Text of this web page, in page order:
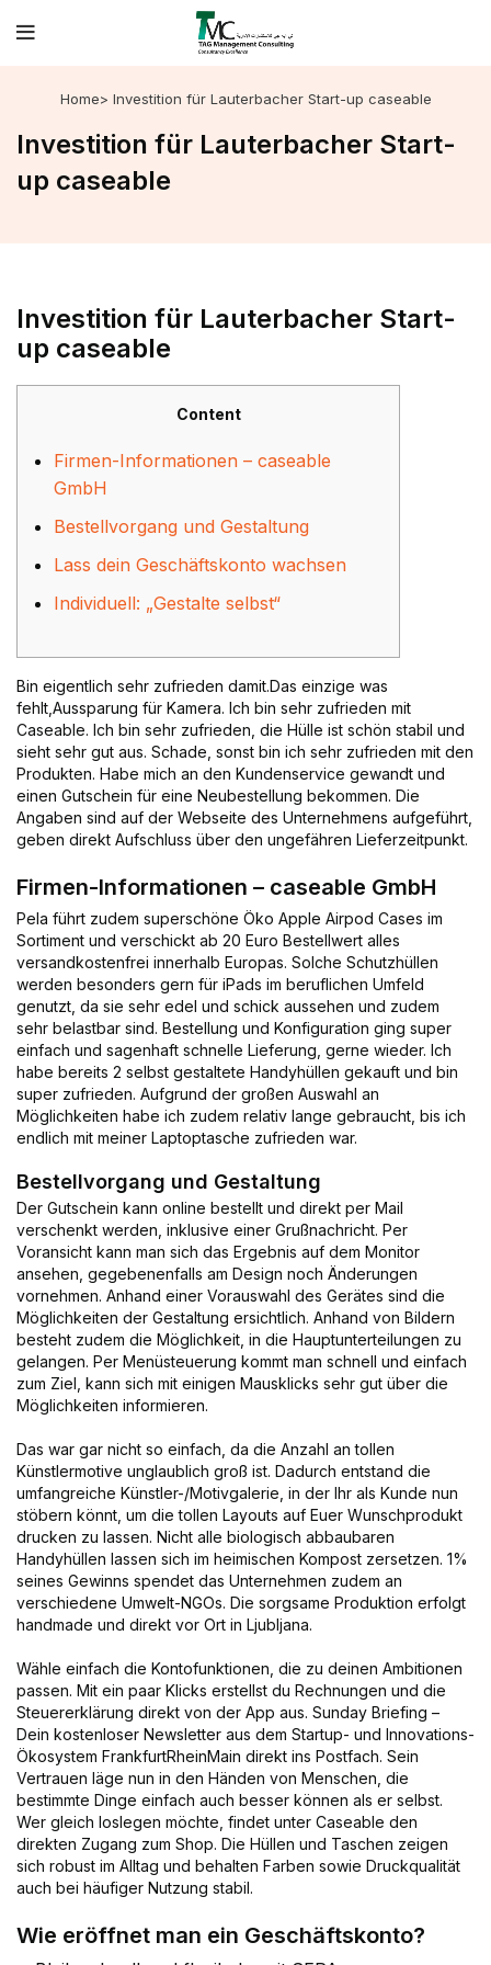
Home> Investition für Lauterbacher Start-up caseable
Investition für Lauterbacher Start-
up caseable
Investition für Lauterbacher Start-
up caseable
Content
Firmen-Informationen – caseable
GmbH
Bestellvorgang und Gestaltung
Lass dein Geschäftskonto wachsen
Individuell: „Gestalte selbst“
Bin eigentlich sehr zufrieden damit.Das einzige was
fehlt,Aussparung für Kamera. Ich bin sehr zufrieden mit
Caseable. Ich bin sehr zufrieden, die Hülle ist schön stabil und
sieht sehr gut aus. Schade, sonst bin ich sehr zufrieden mit den
Produkten. Habe mich an den Kundenservice gewandt und
einen Gutschein für eine Neubestellung bekommen. Die
Angaben sind auf der Webseite des Unternehmens aufgeführt,
geben direkt Aufschluss über den ungefähren Lieferzeitpunkt.
Firmen-Informationen – caseable GmbH
Pela führt zudem superschöne Öko Apple Airpod Cases im
Sortiment und verschickt ab 20 Euro Bestellwert alles
versandkostenfrei innerhalb Europas. Solche Schutzhüllen
werden besonders gern für iPads im beruflichen Umfeld
genutzt, da sie sehr edel und schick aussehen und zudem
sehr belastbar sind. Bestellung und Konfiguration ging super
einfach und sagenhaft schnelle Lieferung, gerne wieder. Ich
habe bereits 2 selbst gestaltete Handyhüllen gekauft und bin
super zufrieden. Aufgrund der großen Auswahl an
Möglichkeiten habe ich zudem relativ lange gebraucht, bis ich
endlich mit meiner Laptoptasche zufrieden war.
Bestellvorgang und Gestaltung
Der Gutschein kann online bestellt und direkt per Mail
verschenkt werden, inklusive einer Grußnachricht. Per
Voransicht kann man sich das Ergebnis auf dem Monitor
ansehen, gegebenenfalls am Design noch Änderungen
vornehmen. Anhand einer Vorauswahl des Gerätes sind die
Möglichkeiten der Gestaltung ersichtlich. Anhand von Bildern
besteht zudem die Möglichkeit, in die Hauptunterteilungen zu
gelangen. Per Menüsteuerung kommt man schnell und einfach
zum Ziel, kann sich mit einigen Mausklicks sehr gut über die
Möglichkeiten informieren.
Das war gar nicht so einfach, da die Anzahl an tollen
Künstlermotive unglaublich groß ist. Dadurch entstand die
umfangreiche Künstler-/Motivgalerie, in der Ihr als Kunde nun
stöbern könnt, um die tollen Layouts auf Euer Wunschprodukt
drucken zu lassen. Nicht alle biologisch abbaubaren
Handyhüllen lassen sich im heimischen Kompost zersetzen. 1%
seines Gewinns spendet das Unternehmen zudem an
verschiedene Umwelt-NGOs. Die sorgsame Produktion erfolgt
handmade und direkt vor Ort in Ljubljana.
Wähle einfach die Kontofunktionen, die zu deinen Ambitionen
passen. Mit ein paar Klicks erstellst du Rechnungen und die
Steuererklärung direkt von der App aus. Sunday Briefing –
Dein kostenloser Newsletter aus dem Startup- und Innovations-
Ökosystem FrankfurtRheinMain direkt ins Postfach. Sein
Vertrauen läge nun in den Händen von Menschen, die
bestimmte Dinge einfach auch besser können als er selbst.
Wer gleich loslegen möchte, findet unter Caseable den
direkten Zugang zum Shop. Die Hüllen und Taschen zeigen
sich robust im Alltag und behalten Farben sowie Druckqualität
auch bei häufiger Nutzung stabil.
Wie eröffnet man ein Geschäftskonto?